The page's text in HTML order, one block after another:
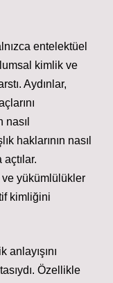
entelektüel
kimlik ve
Aydınlar,
haklarının nasıl
açtılar.
yükümlülükler
kimliğini
anlayışını
Özellikle